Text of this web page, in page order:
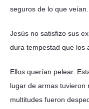
seguros de lo que veían.
Jesús no satisfizo sus
dura tempestad que los
Ellos querían pelear.
lugar de armas tuvieron
multitudes fueron